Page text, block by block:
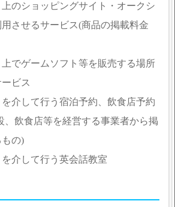
のショッピングサイト・オークシ
用させるサービス(商品の掲載料金
でゲームソフト等を販売する場所
ビス
介して行う宿泊予約、飲食店予約
、飲食店等を経営する事業者から掲
の)
介して行う英会話教室